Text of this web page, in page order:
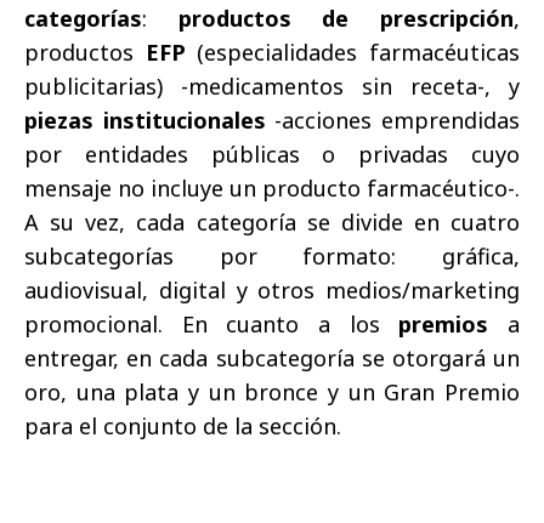
categorías: productos de prescripción,
productos EFP (especialidades farmacéuticas
publicitarias) -medicamentos sin receta-, y
piezas institucionales -acciones emprendidas
por entidades públicas o privadas cuyo
mensaje no incluye un producto farmacéutico-.
A su vez, cada categoría se divide en cuatro
subcategorías por formato: gráfica,
audiovisual, digital y otros medios/marketing
promocional. En cuanto a los premios a
entregar, en cada subcategoría se otorgará un
oro, una plata y un bronce y un Gran Premio
para el conjunto de la sección.